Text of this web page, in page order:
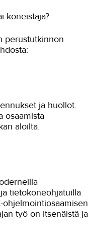
koneistaja?
perustutkinnon
ja huollot.
osaamista
aloilta.
tietokoneohjatuilla
työ on itsenäistä ja